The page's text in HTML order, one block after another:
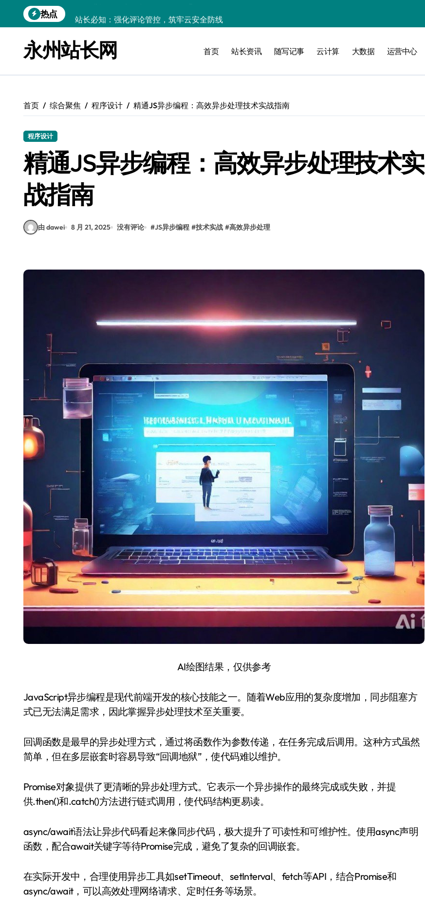
到
热点
站长必知：强化评论管控，筑牢云安全防线
Windows运行库高效管理核心策略
数据驱动交互优化，赋能站长高效运营
Linux机器学习环境搭建速成指南
Windows高效搭建：精准管理运行库，加速创业
永州站长网 首页 站长资讯 随写记事 云计算 大数据 运营中心
首页 综合聚焦 程序设计 精通JS异步编程：高效异步处理技术实战指南
程序设计
精通JS异步编程：高效异步处理技术实
战指南
由 dawei 8 月 21, 2025 没有评论 #JS异步编程 #技术实战 #高效异步处理
AI绘图结果，仅供参考
JavaScript异步编程是现代前端开发的核心技能之一。随着Web应用的复杂度增加，同步阻塞方
式已无法满足需求，因此掌握异步处理技术至关重要。
回调函数是最早的异步处理方式，通过将函数作为参数传递，在任务完成后调用。这种方式虽然
简单，但在多层嵌套时容易导致“回调地狱”，使代码难以维护。
Promise对象提供了更清晰的异步处理方式。它表示一个异步操作的最终完成或失败，并提
供.then()和.catch()方法进行链式调用，使代码结构更易读。
async/await语法让异步代码看起来像同步代码，极大提升了可读性和可维护性。使用async声明
函数，配合await关键字等待Promise完成，避免了复杂的回调嵌套。
在实际开发中，合理使用异步工具如setTimeout、setInterval、fetch等API，结合Promise和
async/await，可以高效处理网络请求、定时任务等场景。